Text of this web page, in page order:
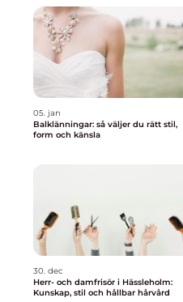
05. jan
Balklänningar: så väljer du rätt stil,
form och känsla
30. dec
Herr- och damfrisör i Hässleholm:
Kunskap, stil och hållbar hårvård